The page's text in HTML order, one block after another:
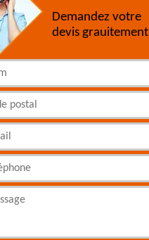
Demandez votre
devis grauitement